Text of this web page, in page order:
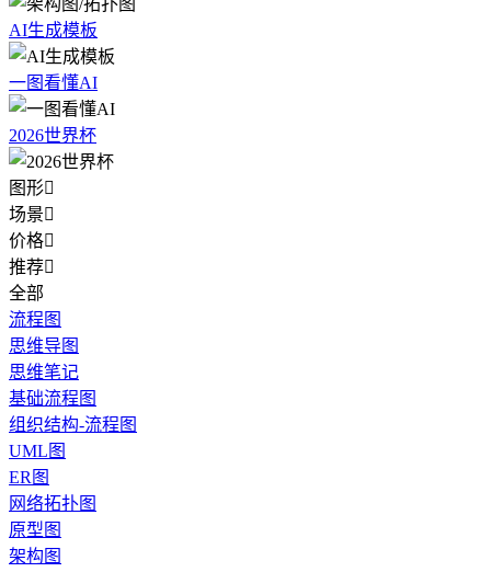
AI生成模板
一图看懂AI
2026世界杯
图形
场景
价格
推荐
全部
流程图
思维导图
思维笔记
基础流程图
组织结构-流程图
UML图
ER图
网络拓扑图
原型图
架构图